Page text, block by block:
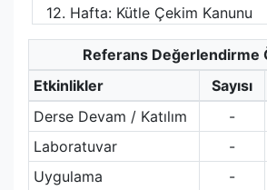
12. Hafta: Kütle Çekim Kanunu
Referans Değerlendirme
Etkinlikler
Sayısı
Derse Devam / Katılım
-
Laboratuvar
-
Uygulama
-